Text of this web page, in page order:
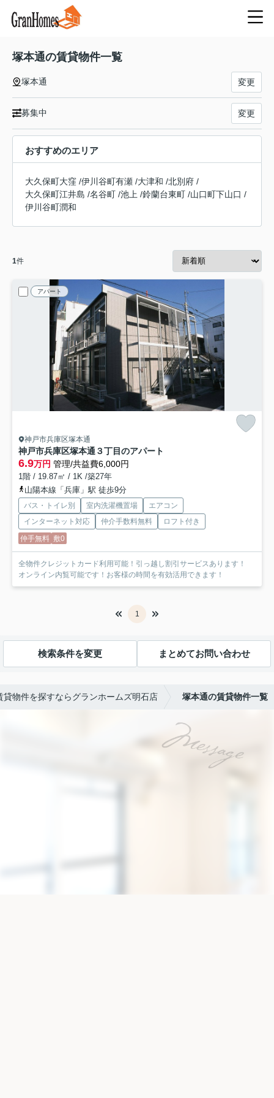
塚本通の賃貸物件一覧
塚本通 変更
募集中 変更
おすすめのエリア
大久保町大窪 /伊川谷町有瀬 /大津和 /北別府 /
大久保町江井島 /名谷町 /池上 /鈴蘭台東町 /山口町下山口 /
伊川谷町潤和
1件
アパート
神戸市兵庫区塚本通
神戸市兵庫区塚本通３丁目のアパート
6.9万円 管理/共益費6,000円
1階 / 19.87㎡ / 1K /築27年
山陽本線「兵庫」駅 徒歩9分
バス・トイレ別 室内洗濯機置場
エアコン
インターネット対応
仲介手数料無料
ロフト付き
仲手無料 敷0
全物件クレジットカード利用可能！引っ越し割引サービスあります！
オンライン内覧可能です！お客様の時間を有効活用できます！
1
検索条件を変更 まとめてお問い合わせ
貸物件を探すならグランホームズ明石店 塚本通の賃貸物件一覧